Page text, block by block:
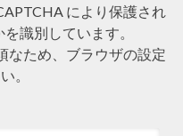
により保護され
識別しています。
なため、ブラウザの設定
。